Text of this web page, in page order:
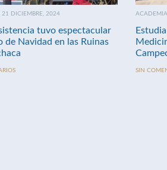
DICIEMBRE, 2024
tuvo espectacular
de Navidad en las Ruinas
SIN